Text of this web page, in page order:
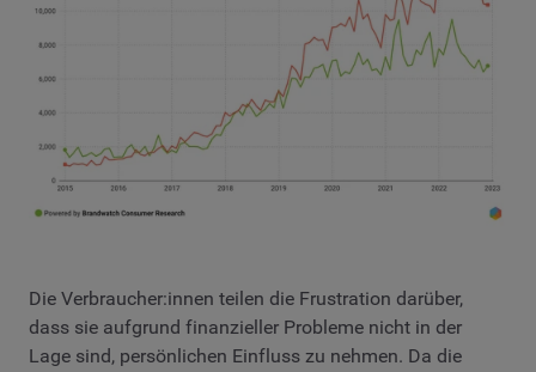
Die Verbraucher:innen teilen die Frustration darüber,
dass sie aufgrund finanzieller Probleme nicht in der
Lage sind, persönlichen Einfluss zu nehmen. Da die